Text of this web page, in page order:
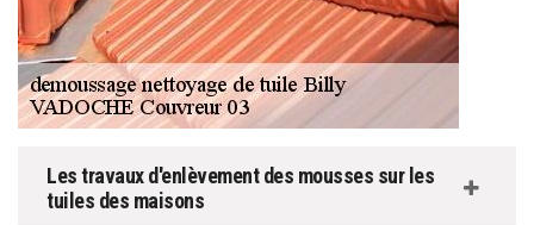
Les travaux d'enlèvement des mousses sur les
tuiles des maisons